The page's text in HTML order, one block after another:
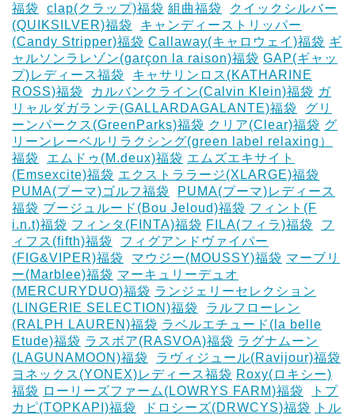
福袋
clap(クラップ)福袋 組曲福袋
クイックシルバー
(QUIKSILVER)福袋
キャンディーストリッパー
(Candy Stripper)福袋 Callaway(キャロウェイ)福袋 ギ
ャルソンラレゾン(garçon la raison)福袋 GAP(ギャッ
プ)レディース福袋
キャサリンロス(KATHARINE
ROSS)福袋
カルバンクライン(Calvin Klein)福袋 ガ
リャルダガランテ(GALLARDAGALANTE)福袋
グリ
ーンパークス(GreenParks)福袋 クリア(Clear)福袋 グ
リーンレーベルリラクシング(green label relaxing）
福袋
エムドゥ(M.deux)福袋 エムズエキサイト
(Emsexcite)福袋 エクストララージ(XLARGE)福袋
PUMA(プーマ)ゴルフ福袋
PUMA(プーマ)レディース
福袋 ブージュルード(Bou Jeloud)福袋 フィント(F
i.n.t)福袋 フィンタ(FINTA)福袋 ‎FILA(フィラ)福袋
フ
ィフス(fifth)福袋
フィグアンドヴァイパー
(FIG&VIPER)福袋
マウジー(MOUSSY)福袋 マーブリ
ー(Marblee)福袋 マーキュリーデュオ
(MERCURYDUO)福袋 ランジェリーセレクション
(LINGERIE SELECTION)福袋
ラルフローレン
(RALPH LAUREN)福袋 ラベルエチュード(la belle
Etude)福袋 ラスボア(RASVOA)福袋 ラグナムーン
(LAGUNAMOON)福袋
ラヴィジュール(Ravijour)福袋
ヨネックス(YONEX)レディース福袋 Roxy(ロキシー)
福袋 ローリーズファーム(LOWRYS FARM)福袋
トプ
カピ(TOPKAPI)福袋
ドロシーズ(DRWCYS)福袋
トル